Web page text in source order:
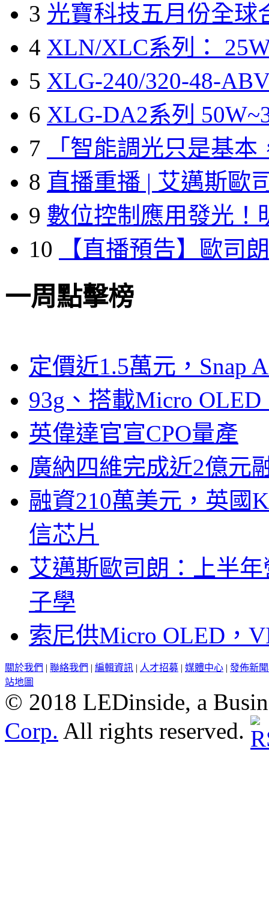
3 光寶科技五月份全球
4 XLN/XLC系列：
5 XLG-240/320-48-
6 XLG-DA2系列
7
「智能調光只是基本
8 直播重播 | 艾邁斯歐
9 數位控制應用發光！
10
【直播預告】歐司
一周點擊榜
定價近1.5萬元，Snap
93g、搭載Micro
英偉達官宣CPO量產
廣納四維完成近2億元
融資210萬美元，英國
信芯片
艾邁斯歐司朗：上半
子學
索尼供Micro OLED，
關於我們 | 聯絡我們 | 編輯資訊 | 人才招募 | 媒體中心 | 發佈新
站地圖
© 2018 LEDinside, a
Corp. All rights reserved.